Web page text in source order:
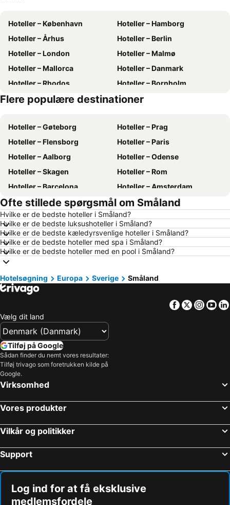
Hoteller – København
Hoteller – Hamborg
Hoteller – Århus
Hoteller – Berlin
Hoteller – London
Hoteller – Malmø
Hoteller – Mallorca
Hoteller – Danmark
Hoteller – Rhodos
Hoteller – Bornholm
Hoteller – Kreta
Hoteller – Antalya
Flere populære destinationer
Hoteller – Gøteborg
Hoteller – Prag
Hoteller – Flensborg
Hoteller – Paris
Hoteller – Aalborg
Hoteller – Odense
Hoteller – Skagen
Hoteller – Rom
Hoteller – Barcelona
Hoteller – Amsterdam
Hoteller – Alanya
Hoteller – Lübeck
Hoteller – Stockholm
Hoteller – Budapest
Hoteller – Kiel
Hoteller – Málaga
Hoteller – Sønderborg
Hoteller – Gdańsk
Hoteller – Silkeborg
Hoteller – Gardasøen
Hoteller – Region Nordjylland
Hoteller – Fyn
Hoteller – Region Sjælland
Hoteller – Harzen
Hoteller – Slesvig-Holsten
Hoteller – Nordtyskland
Hoteller – Phuket
Hoteller – Gran Canaria
Ofte stillede spørgsmål om Småland
Hvilke er de bedste hoteller i Småland?
Hvilke er de bedste luksushoteller i Småland?
Hvilke er de bedste kæledyrsvenlige hoteller i Småland?
Hvilke er de bedste hoteller med spa i Småland?
Hvilke er de bedste hoteller med en pool i Småland?
Hotelsøgning Europa Sverige Småland
Facebook
Twitter
Vælg dit land
Tilføj på Google
Sådan finder du nemt vores resultater:
Tilføj trivago som foretrukken kilde på
Google.
Virksomhed
Vores produkter
Vilkår og politikker
Support
Log ind for at få eksklusive
medlemsfordele